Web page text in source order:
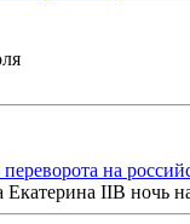
на
Екатерина IIВ ночь